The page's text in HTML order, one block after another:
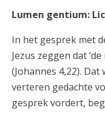
Lumen gentium:
In het gesprek met
Jezus zeggen dat
(Johannes 4,22).
verteren gedachte
gesprek vordert,